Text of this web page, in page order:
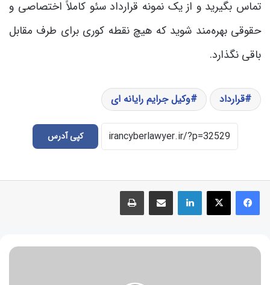
تماس بگیرید و از یک نمونه قرارداد سئو کاملاً اختصاصی و
حقوقی بهره‌مند شوید که هیچ نقطه کوری برای طرف مقابل
باقی نگذارد.
قرارداد وکیل جرایم رایانه ای
کپی آدرس